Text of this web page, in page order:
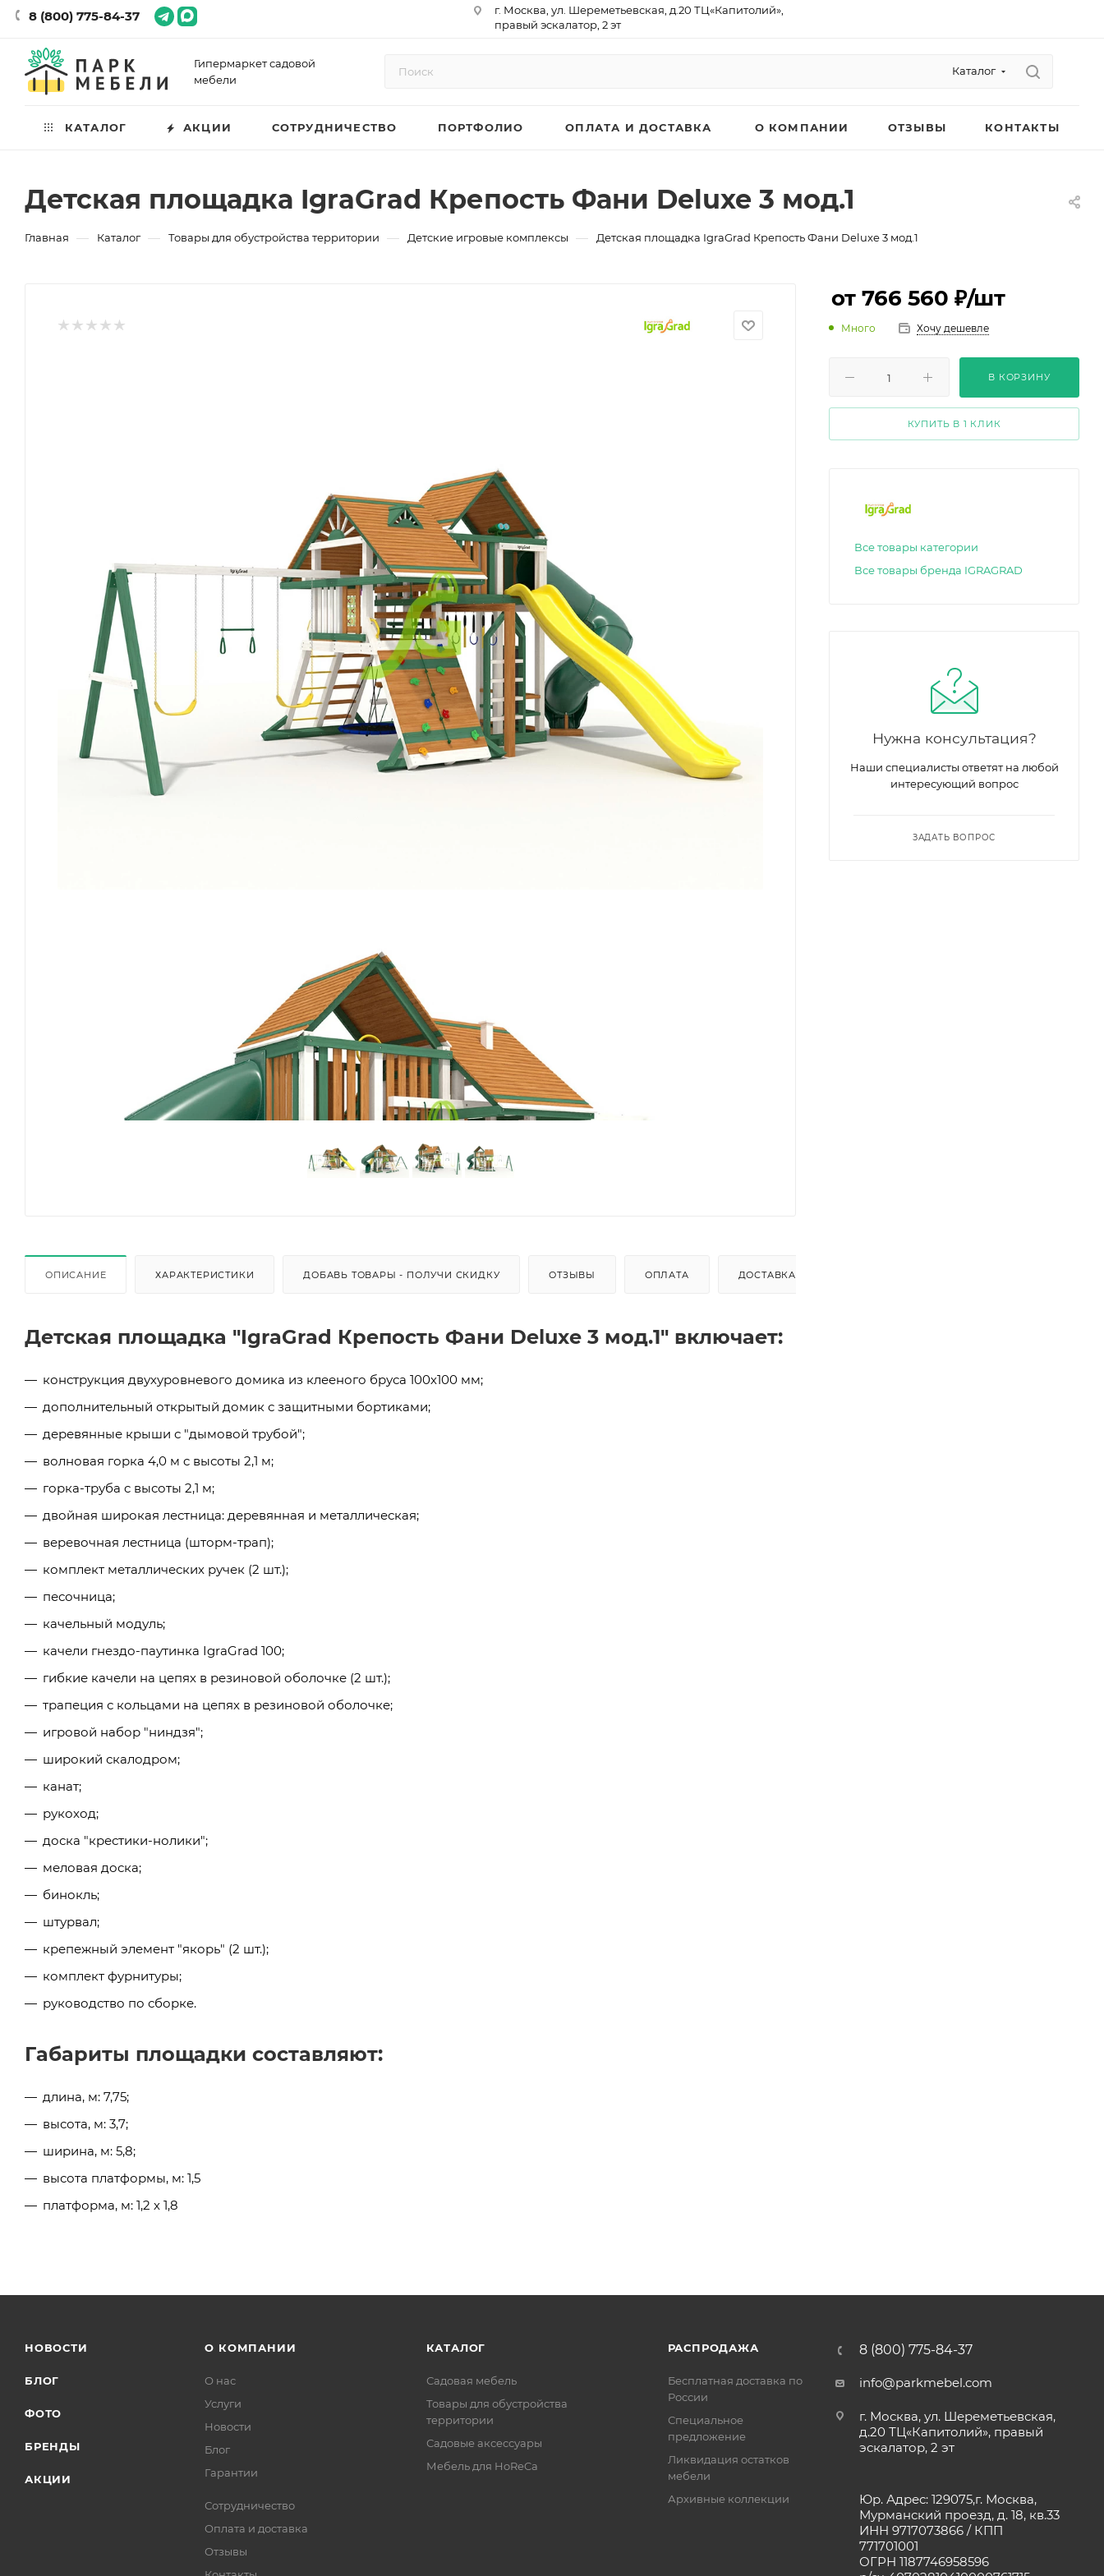
8 (800) 775-84-37
г. Москва, ул. Шереметьевская, д.20 ТЦ«Капитолий»,
правый эскалатор, 2 эт
р/сч 40702810410000761715
Гипермаркет садовой
мебели
Каталог
КАТАЛОГ АКЦИИ СОТРУДНИЧЕСТВО ПОРТФОЛИО ОПЛАТА И ДОСТАВКА О КОМПАНИИ ОТЗЫВЫ КОНТАКТЫ
Детская площадка IgraGrad Крепость Фани Deluxe 3 мод.1
Главная — Каталог — Товары для обустройства территории — Детские игровые комплексы — Детская площадка IgraGrad Крепость Фани Deluxe 3 мод.1
ОПИСАНИЕ ХАРАКТЕРИСТИКИ ДОБАВЬ ТОВАРЫ - ПОЛУЧИ СКИДКУ ОТЗЫВЫ ОПЛАТА ДОСТАВКА
Детская площадка "IgraGrad Крепость Фани Deluxe 3 мод.1" включает:
конструкция двухуровневого домика из клееного бруса 100х100 мм;
дополнительный открытый домик с защитными бортиками;
деревянные крыши с "дымовой трубой";
волновая горка 4,0 м c высоты 2,1 м;
горка-труба c высоты 2,1 м;
двойная широкая лестница: деревянная и металлическая;
веревочная лестница (шторм-трап);
комплект металлических ручек (2 шт.);
песочница;
качельный модуль;
качели гнездо-паутинка IgraGrad 100;
гибкие качели на цепях в резиновой оболочке (2 шт.);
трапеция с кольцами на цепях в резиновой оболочке;
игровой набор "ниндзя";
широкий скалодром;
канат;
рукоход;
доска "крестики-нолики";
меловая доска;
бинокль;
штурвал;
крепежный элемент "якорь" (2 шт.);
комплект фурнитуры;
руководство по сборке.
Габариты площадки составляют:
длина, м: 7,75;
высота, м: 3,7;
ширина, м: 5,8;
высота платформы, м: 1,5
платформа, м: 1,2 х 1,8
от 766 560 ₽/шт
Много Хочу дешевле
В КОРЗИНУ
КУПИТЬ В 1 КЛИК
Все товары категории
Все товары бренда IGRAGRAD
Нужна консультация?
Наши специалисты ответят на любой
интересующий вопрос
ЗАДАТЬ ВОПРОС
НОВОСТИ
БЛОГ
ФОТО
БРЕНДЫ
АКЦИИ
О КОМПАНИИ
О нас
Услуги
Новости
Блог
Гарантии
Сотрудничество
Оплата и доставка
Отзывы
КАТАЛОГ
Садовая мебель
Товары для обустройства
территории
Садовые аксессуары
Мебель для HoReCa
РАСПРОДАЖА
Бесплатная доставка по
России
Специальное
предложение
Ликвидация остатков
мебели
Архивные коллекции
8 (800) 775-84-37
info@parkmebel.com
г. Москва, ул. Шереметьевская,
д.20 ТЦ«Капитолий», правый
эскалатор, 2 эт
Юр. Адрес: 129075,г. Москва,
Мурманский проезд, д. 18, кв.33
ИНН 9717073866 / КПП
771701001
ОГРН 1187746958596